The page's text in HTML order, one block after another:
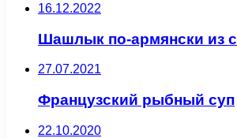
16.12.2022
Шашлык по-армянски из
27.07.2021
Французский рыбный суп
22.10.2020